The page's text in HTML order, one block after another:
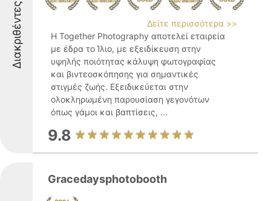
Διακριθέντες
Δείτε περισσότερα >>
Η Together Photography αποτελεί εταιρεία
με έδρα το Ίλιο, με εξειδίκευση στην
υψηλής ποιότητας κάλυψη φωτογραφίας
και βιντεοσκόπησης για σημαντικές
στιγμές ζωής. Εξειδικεύεται στην
ολοκληρωμένη παρουσίαση γεγονότων
όπως γάμοι και βαπτίσεις, ...
9.8
Gracedaysphotobooth